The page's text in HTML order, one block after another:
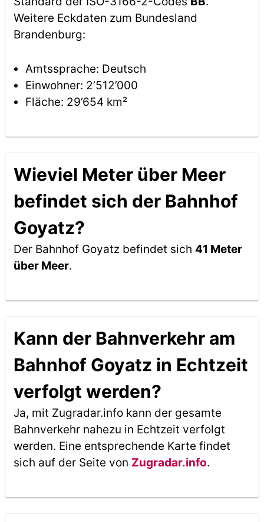
Weitere Eckdaten zum Bundesland
Brandenburg:
Amtssprache: Deutsch
Einwohner: 2’512’000
Fläche: 29’654 km²
Wieviel Meter über Meer
befindet sich der Bahnhof
Goyatz?
Der Bahnhof Goyatz befindet sich 41 Meter
über Meer.
Kann der Bahnverkehr am
Bahnhof Goyatz in Echtzeit
verfolgt werden?
Ja, mit Zugradar.info kann der gesamte
Bahnverkehr nahezu in Echtzeit verfolgt
werden. Eine entsprechende Karte findet
sich auf der Seite von Zugradar.info.